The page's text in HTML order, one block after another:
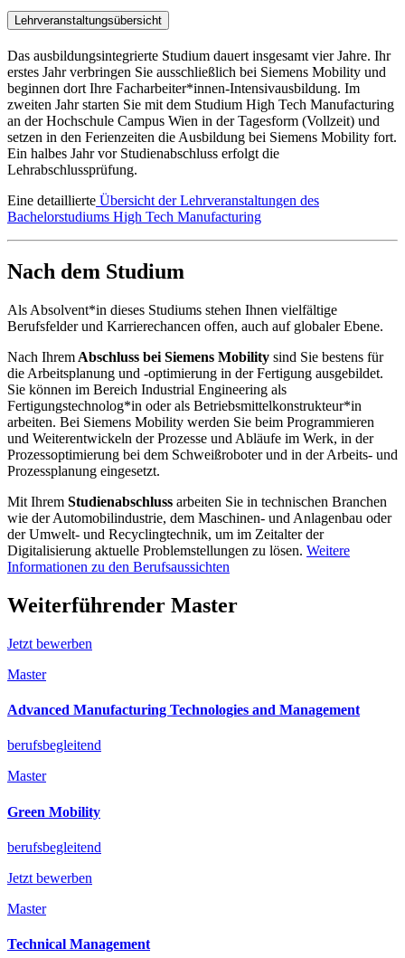
Lehrveranstaltungsübersicht
Das ausbildungsintegrierte Studium dauert insgesamt vier Jahre. Ihr
erstes Jahr verbringen Sie ausschließlich bei Siemens Mobility und
beginnen dort Ihre Facharbeiter*innen-Intensivausbildung. Im
zweiten Jahr starten Sie mit dem Studium High Tech Manufacturing
an der Hochschule Campus Wien in der Tagesform (Vollzeit) und
setzen in den Ferienzeiten die Ausbildung bei Siemens Mobility fort.
Ein halbes Jahr vor Studienabschluss erfolgt die
Lehrabschlussprüfung.
Eine detaillierte Übersicht der Lehrveranstaltungen des
Bachelorstudiums High Tech Manufacturing
Nach dem Studium
Als Absolvent*in dieses Studiums stehen Ihnen vielfältige
Berufsfelder und Karrierechancen offen, auch auf globaler Ebene.
Nach Ihrem Abschluss bei Siemens Mobility sind Sie bestens für
die Arbeitsplanung und -optimierung in der Fertigung ausgebildet.
Sie können im Bereich Industrial Engineering als
Fertigungstechnolog*in oder als Betriebsmittelkonstrukteur*in
arbeiten. Bei Siemens Mobility werden Sie beim Programmieren
und Weiterentwickeln der Prozesse und Abläufe im Werk, in der
Prozessoptimierung bei dem Schweißroboter und in der Arbeits- und
Prozessplanung eingesetzt.
Mit Ihrem Studienabschluss arbeiten Sie in technischen Branchen
wie der Automobilindustrie, dem Maschinen- und Anlagenbau oder
der Umwelt- und Recyclingtechnik, um im Zeitalter der
Digitalisierung aktuelle Problemstellungen zu lösen. Weitere
Informationen zu den Berufsaussichten
Weiterführender Master
Jetzt bewerben
Master
Advanced Manufacturing Technologies and Management
berufsbegleitend
Master
Green Mobility
berufsbegleitend
Jetzt bewerben
Master
Technical Management